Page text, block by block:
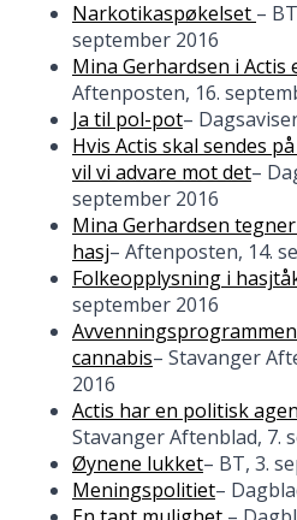
Narkotikaspøkelset –
september 2016
Mina Gerhardsen i Actis
Aftenposten, 16.
Ja til pol-pot–
Hvis Actis skal sendes
vil vi advare mot det–
september 2016
Mina Gerhardsen
hasj– Aftenposten, 14.
Folkeopplysning i
september 2016
cannabis– Stavanger
2016
Actis har en politisk
Stavanger Aftenblad, 7.
Øynene lukket– BT, 3.
Meningspolitiet–